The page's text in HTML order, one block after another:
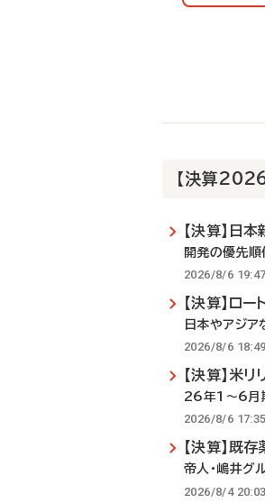
て
【決算
【決算】日
開発の優先順
2026/8/6 19:47
【決算】ロ
日本やアジア
2026/8/6 18:49
【決算】米
26年1～6月
2026/8/6 17:35
【決算】既
帝人・嶋井グ
2026/8/4 20:03